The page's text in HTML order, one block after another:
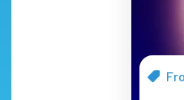
Tous